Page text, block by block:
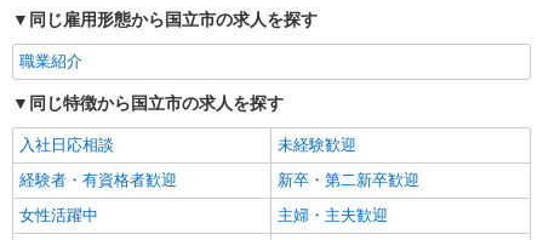
同じ雇用形態から国立市の求人を探す
職業紹介
同じ特徴から国立市の求人を探す
入社日応相談
未経験歓迎
経験者・有資格者歓迎
新卒・第二新卒歓迎
女性活躍中
主婦・主夫歓迎